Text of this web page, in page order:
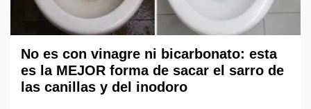
No es con vinagre ni bicarbonato: esta
es la MEJOR forma de sacar el sarro de
las canillas y del inodoro